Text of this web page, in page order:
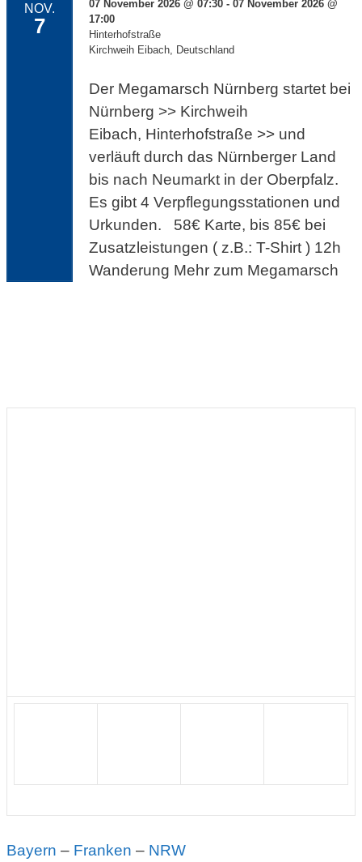
NOV.
7
07 November 2026 @ 07:30 - 07 November 2026 @
17:00
Hinterhofstraße
Kirchweih Eibach, Deutschland
Der Megamarsch Nürnberg startet bei
Nürnberg >> Kirchweih
Eibach, Hinterhofstraße >> und
verläuft durch das Nürnberger Land
bis nach Neumarkt in der Oberpfalz.
Es gibt 4 Verpflegungsstationen und
Urkunden. 58€ Karte, bis 85€ bei
Zusatzleistungen ( z.B.: T-Shirt ) 12h
Wanderung Mehr zum Megamarsch
Bayern – Franken – NRW